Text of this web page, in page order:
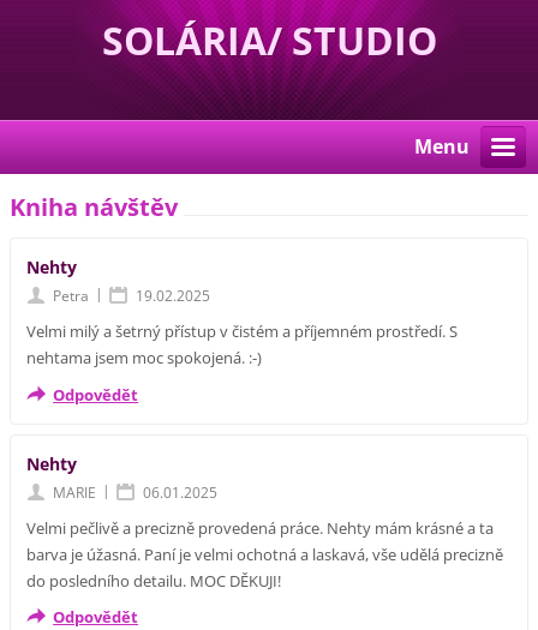
SOLÁRIA/ STUDIO
Menu
Kniha návštěv
Nehty
Petra | 19.02.2025
Velmi milý a šetrný přístup v čistém a příjemném prostředí. S
nehtama jsem moc spokojená. :-)
Odpovědět
Nehty
MARIE | 06.01.2025
Velmi pečlivě a precizně provedená práce. Nehty mám krásné a ta
barva je úžasná. Paní je velmi ochotná a laskavá, vše udělá precizně
do posledního detailu. MOC DĚKUJI!
Odpovědět